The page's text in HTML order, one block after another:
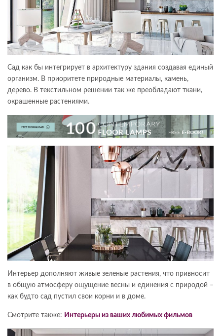
Сад как бы интегрирует в архитектуру здания создавая единый
организм. В приоритете природные материалы, камень,
дерево. В текстильном решении так же преобладают ткани,
окрашенные растениями.
Интерьер дополняют живые зеленые растения, что привносит
в общую атмосферу ощущение весны и единения с природой –
как будто сад пустил свои корни и в доме.
Смотрите также: Интерьеры из ваших любимых фильмов